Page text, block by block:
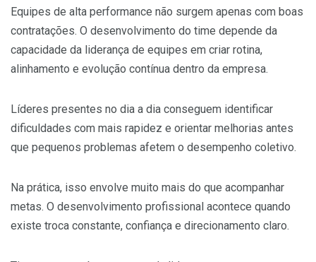
Equipes de alta performance não surgem apenas com boas
contratações. O desenvolvimento do time depende da
capacidade da liderança de equipes em criar rotina,
alinhamento e evolução contínua dentro da empresa.
Líderes presentes no dia a dia conseguem identificar
dificuldades com mais rapidez e orientar melhorias antes
que pequenos problemas afetem o desempenho coletivo.
Na prática, isso envolve muito mais do que acompanhar
metas. O desenvolvimento profissional acontece quando
existe troca constante, confiança e direcionamento claro.